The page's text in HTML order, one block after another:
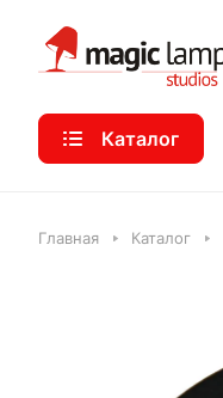
Каталог
Главная Каталог